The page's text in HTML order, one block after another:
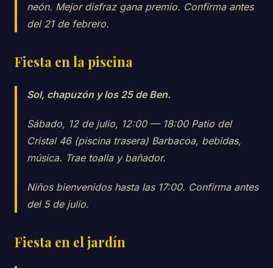
neón. Mejor disfraz gana premio. Confirma antes
del 21 de febrero.
Fiesta en la piscina
Sol, chapuzón y los 25 de Ben.
Sábado, 12 de julio, 12:00 — 18:00 Patio del
Cristal 46 (piscina trasera) Barbacoa, bebidas,
música. Trae toalla y bañador.
Niños bienvenidos hasta las 17:00. Confirma antes
del 5 de julio.
Fiesta en el jardín